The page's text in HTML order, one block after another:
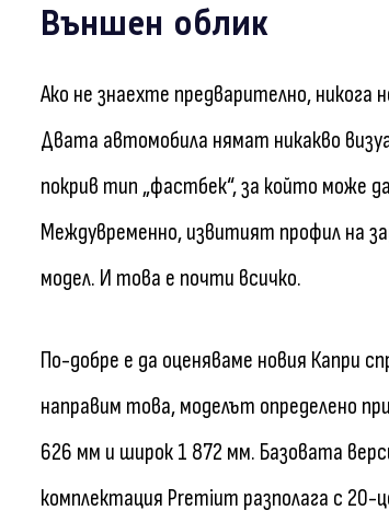
Външен облик
Ако не знаехте предварително,
Двата автомобила нямат никакво
покрив тип „фастбек“, за който може
Междувременно, извитият профил на
модел. И това е почти всичко.
По-добре е да оценяваме новия Капри
направим това, моделът определено
626 мм и широк 1 872 мм. Базовата
комплектация Premium разполага с 20-